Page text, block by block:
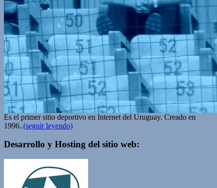
Es el primer sitio deportivo en Internet del Uruguay. Creado en
1996..(seguir leyendo)
Desarrollo y Hosting del sitio web: